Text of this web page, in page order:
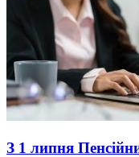
З 1 липня